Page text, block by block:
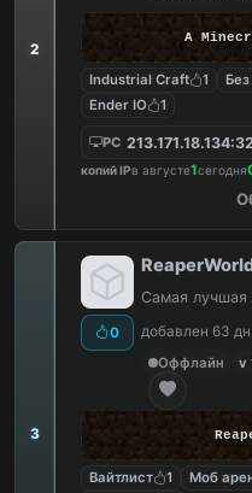
2
A
Industrial Craft 1
Ender IO
1
PC
копий IPв августе1сегодня
3
0
Самая лучшая
добавлен 63
Оффлайн
v
Вайтлист 1 Моб